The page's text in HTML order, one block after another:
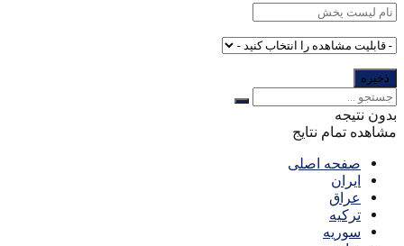
بدون نتیجه
مشاهده تمام نتایج
صفحه اصلی
ایران
عراق
ترکیه
سوریه